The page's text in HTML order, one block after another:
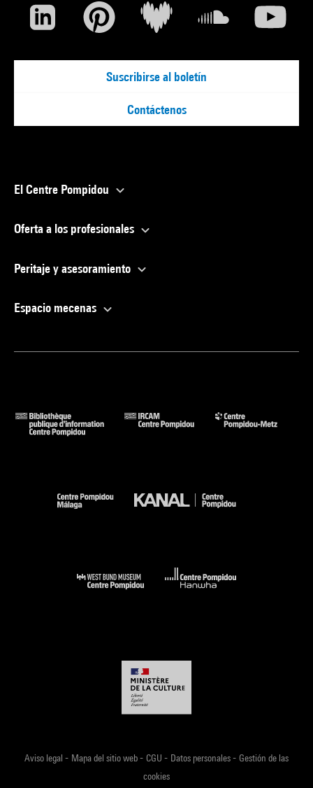
Suscribirse al boletín
Contáctenos
El Centre Pompidou
Oferta a los profesionales
Peritaje y asesoramiento
Espacio mecenas
Aviso legal - Mapa del sitio web- CGU - Datos personales- Gestión de las
cookies